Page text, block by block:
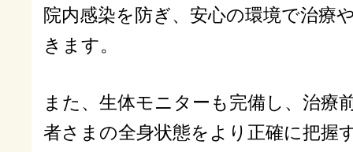
院内感染を防ぎ、安心の環境で治療
きます。
また、生体モニターも完備し、治療
者さまの全身状態をより正確に把握